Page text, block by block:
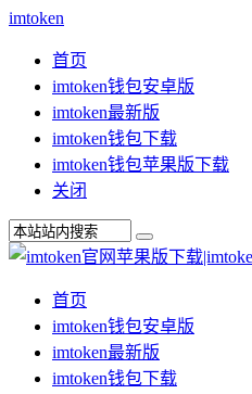
imtoken
首页
imtoken钱包安卓版
imtoken最新版
imtoken钱包下载
imtoken钱包苹果版下载
关闭
首页
imtoken钱包安卓版
imtoken最新版
imtoken钱包下载